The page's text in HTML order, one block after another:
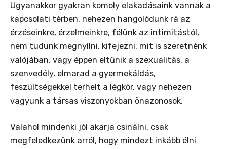
Ugyanakkor gyakran komoly elakadásaink vannak a
kapcsolati térben, nehezen hangolódunk rá az
érzéseinkre, érzelmeinkre, félünk az intimitástól,
nem tudunk megnyílni, kifejezni, mit is szeretnénk
valójában, vagy éppen eltűnik a szexualitás, a
szenvedély, elmarad a gyermekáldás,
feszültségekkel terhelt a légkör, vagy nehezen
vagyunk a társas viszonyokban önazonosok.
Valahol mindenki jól akarja csinálni, csak
megfeledkezünk arról, hogy mindezt inkább élni